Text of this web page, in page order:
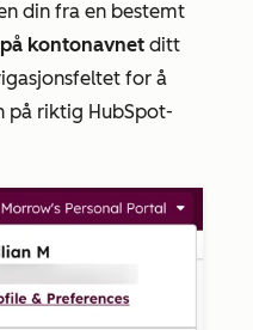
din fra en bestemt
på kontonavnet ditt
for å
på riktig HubSpot-